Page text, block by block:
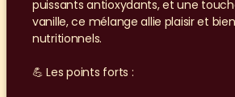
puissants antioxydants, et une
vanille, ce mélange allie plaisir et
nutritionnels.
💪 Les points forts :